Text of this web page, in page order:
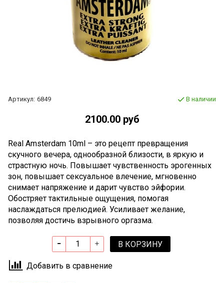
Артикул: 6849 В наличии
2100.00 руб
Real Amsterdam 10ml – это рецепт превращения
скучного вечера, однообразной близости, в яркую и
страстную ночь. Повышает чувственность эрогенных
зон, повышает сексуальное влечение, мгновенно
снимает напряжение и дарит чувство эйфории.
Обостряет тактильные ощущения, помогая
наслаждаться прелюдией. Усиливает желание,
позволяя достичь взрывного оргазма.
В КОРЗИНУ
Добавить в сравнение